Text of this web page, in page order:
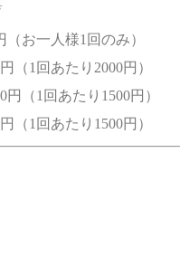
（お一人様1回のみ）
（1回あたり2000円）
円（1回あたり1500円）
（1回あたり1500円）